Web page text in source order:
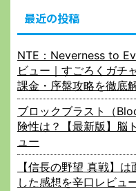
最近の投稿
NTE：Neverness to
ビュー｜すごろくガチ
課金・序盤攻略を徹底
ブロックブラスト（
険性は？【最新版】脳
ュー
【信長の野望 真戦】
した感想を辛口レビュ